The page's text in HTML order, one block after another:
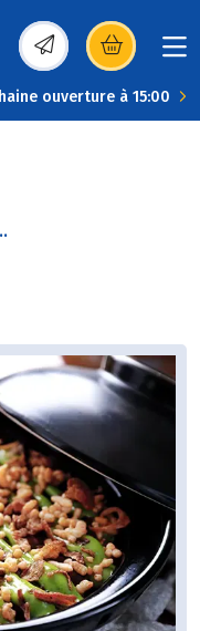
(s’ouvre dans une
ouverture à 15:00